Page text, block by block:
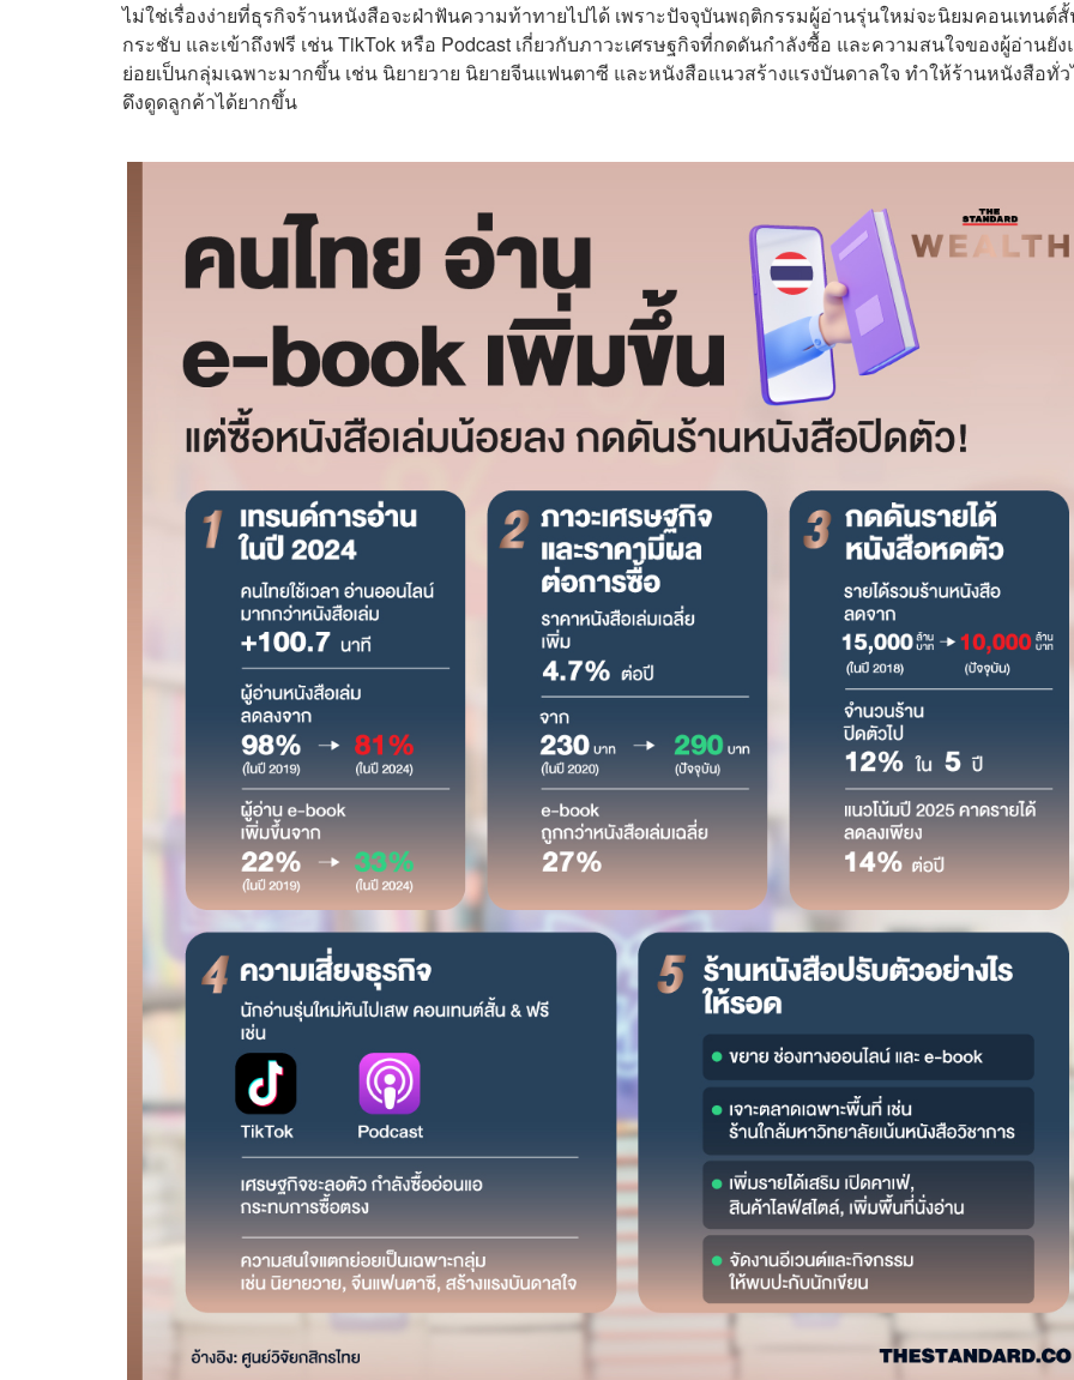
ไม่ใช่เรื่องง่ายที่ธุรกิจร้านหนังสือจะฝ่าฟันความท้าทายไปได้ เพราะปัจจุบันพฤติกรรมผู้อ่านรุ่นใหม่จะนิยมคอนเทนต์
กระชับ และเข้าถึงฟรี เช่น TikTok หรือ Podcast เกี่ยวกับภาวะเศรษฐกิจที่กดดันกำลังซื้อ และความสนใจของผู้อ่านยั
ย่อยเป็นกลุ่มเฉพาะมากขึ้น เช่น นิยายวาย นิยายจีนแฟนตาซี และหนังสือแนวสร้างแรงบันดาลใจ ทำให้ร้านหนังสือทั่ว
ดึงดูดลูกค้าได้ยากขึ้น